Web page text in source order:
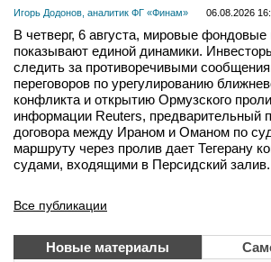
Игорь Додонов, аналитик ФГ «Финам» 06.08.2026
В четверг, 6 августа, мировые
показывают единой динамики.
следить за противоречивыми
переговоров по урегулированию
конфликта и открытию Ормузского
информации Reuters, предварительный
договора между Ираном и Оманом по
маршруту через пролив дает Тегерану
судами, входящими в Персидский залив.
Все публикации
Новые материалы